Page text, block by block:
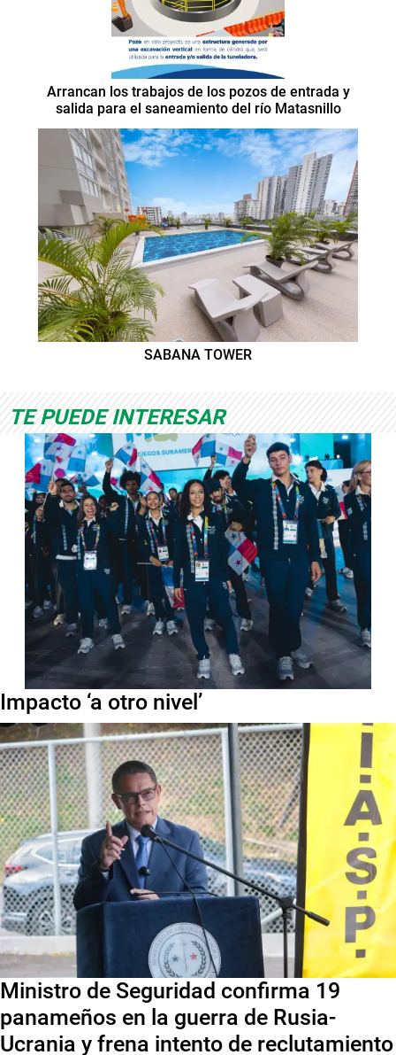
Arrancan los trabajos de los pozos de entrada y
salida para el saneamiento del río Matasnillo
SABANA TOWER
TE PUEDE INTERESAR
Impacto ‘a otro nivel’
Ministro de Seguridad confirma 19
panameños en la guerra de Rusia-
Ucrania y frena intento de reclutamiento